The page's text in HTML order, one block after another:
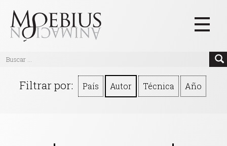
Videos
Filtrar por: País Autor Técnica Año